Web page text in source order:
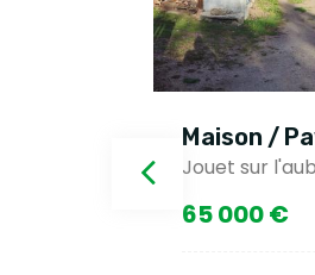
Maison /
Jouet sur
65 000 €